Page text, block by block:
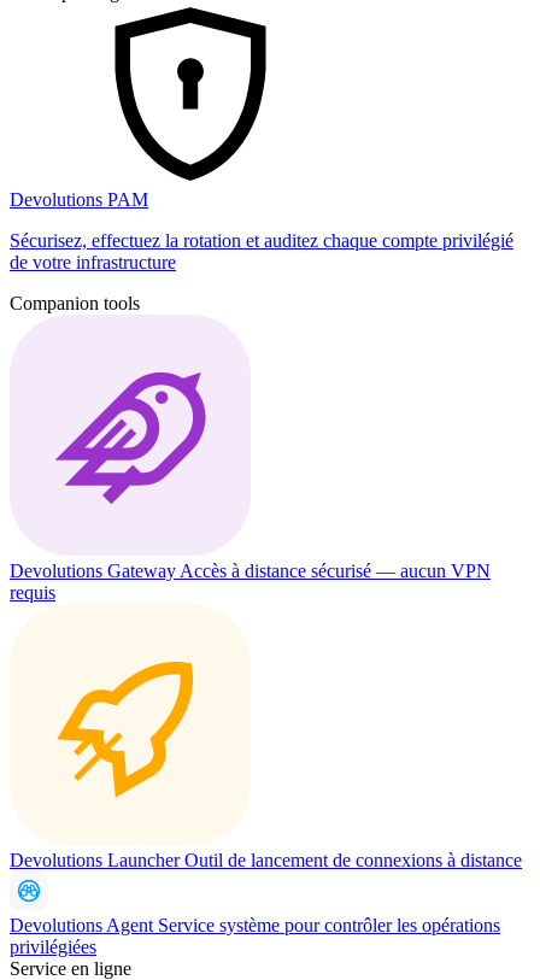
Devolutions PAM
Sécurisez, effectuez la rotation et auditez chaque compte privilégié
de votre infrastructure
Companion tools
Devolutions Gateway Accès à distance sécurisé — aucun VPN
requis
Devolutions LauncherOutil de lancement de connexions à distance
Devolutions Agent Service système pour contrôler les opérations
privilégiées
Service en ligne